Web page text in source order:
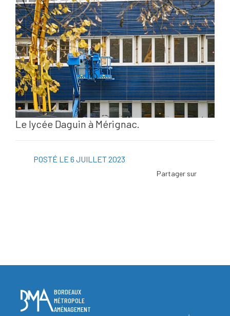
Le lycée Daguin à Mérignac.
POSTÉ LE 6 JUILLET 2023
Twitter
Viadeo
ScoopIt
BORDEAUX
MÉTROPOLE
AMÉNAGEMENT